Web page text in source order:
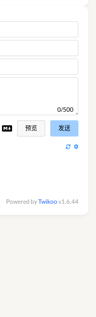
0/500
预览 发送
Powered byTwikoov1.6.44